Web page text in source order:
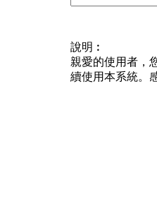
說明︰
親愛的使用者，
續使用本系統。